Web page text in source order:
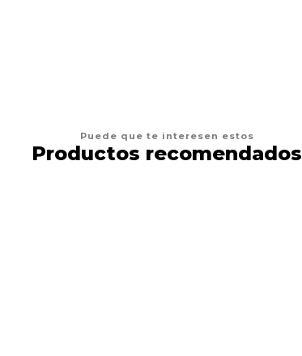
Puede que te interesen estos
Productos recomendados